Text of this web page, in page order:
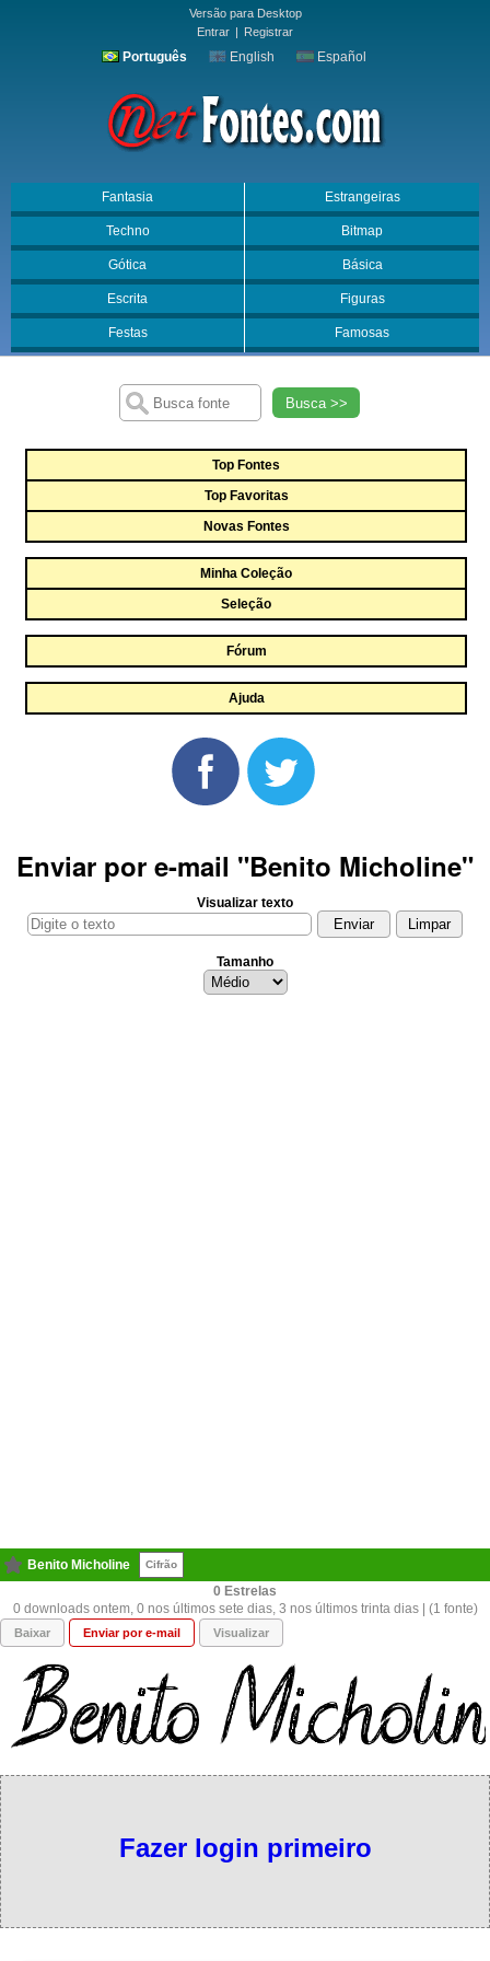
Versão para Desktop
Entrar | Registrar
Português English Español
Fantasia Estrangeiras
Techno Bitmap
Gótica Básica
Escrita Figuras
Festas Famosas
Busca >>
Top Fontes
Top Favoritas
Novas Fontes
Minha Coleção
Seleção
Fórum
Ajuda
Enviar por e-mail "Benito Micholine"
Visualizar texto
Tamanho
Benito Micholine Cifrão
0
0 downloads ontem, 0 nos últimos sete dias, 3 nos últimos trinta dias | (1 fonte)
Baixar Enviar por e-mail Visualizar
Fazer login primeiro